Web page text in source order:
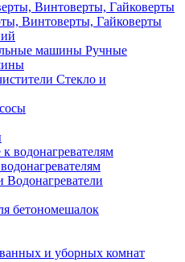
Винтоверты, Гайковерты
Ручные
Стекло и
Водонагреватели
бетономешалок